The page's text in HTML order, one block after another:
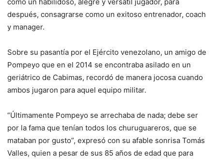
después, consagrarse como un exitoso entrenador, coach
y manager.
Sobre su pasantía por el Ejército venezolano, un amigo de
Pompeyo que en el 2014 se encontraba asilado en un
geriátrico de Cabimas, recordó de manera jocosa cuando
ambos jugaron para aquel equipo militar.
“Últimamente Pompeyo se arrechaba de nada; debe ser
por la fama que tenían todos los churuguareros, que se
mataban por gusto”, expresó con su afable sonrisa Tomás
Valles, quien a pesar de sus 85 años de edad que para